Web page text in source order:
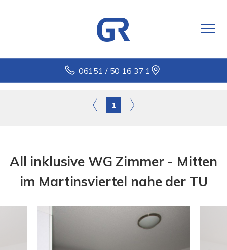
06151 / 50 16 37 1
1
All inklusive WG Zimmer - Mitten
im Martinsviertel nahe der TU